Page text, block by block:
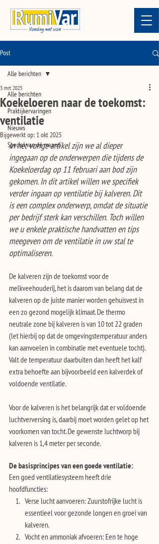
Post
Alle berichten
Praktijkervaringen
Nieuws
Special van de maand
Alle berichten
Koekeloeren naar de toekomst:
ventilatie
3 mrt 2025
Bijgewerkt op: 1 okt 2025
In het vorige artikel zijn we al dieper
ingegaan op de onderwerpen die tijdens de
Koekeloerdag op 11 februari aan bod zijn
gekomen. In dit artikel willen we specifiek
verder ingaan op ventilatie bij kalveren. Dit
is een complex onderwerp, omdat de situatie
per bedrijf sterk kan verschillen. Toch willen
we u enkele praktische handvatten en tips
meegeven om de ventilatie in uw stal te
optimaliseren.
De kalveren zijn de toekomst voor de
melkveehouderij, het is daarom van belang dat de
kalveren op de juiste manier worden gehuisvest in
een zo gezond mogelijk klimaat. De thermo
neutrale zone bij kalveren is van 10 tot 22 graden
(let hierbij op dat de omgevingstemperatuur anders
kan aanvoelen in combinatie met eventuele tocht).
Valt de temperatuur daarbuiten dan heeft het kalf
extra behoefte aan bijvoorbeeld een kalverdek of
voldoende ventilatie.
Voor de kalveren is het belangrijk dat er voldoende
luchtverversing is, daarbij moet worden gelet op het
voorkomen van tocht. De gewenste luchtworp bij
kalveren is 1,4 meter per seconde.
De basisprincipes van een goede ventilatie:
Een goed ventilatiesysteem heeft drie
hoofdfuncties:
Verse lucht aanvoeren: Zuurstofrijke lucht is
essentieel voor gezonde longen en groei van
kalveren.
Vocht en ammoniak afvoeren: Een te hoge